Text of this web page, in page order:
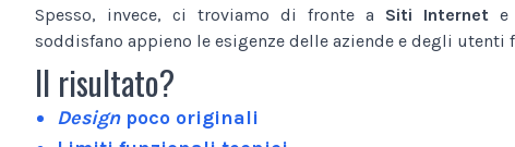
Spesso, invece, ci troviamo di fronte a Siti Internet e
soddisfano appieno le esigenze delle aziende e degli utenti
Il risultato?
Designpoco originali